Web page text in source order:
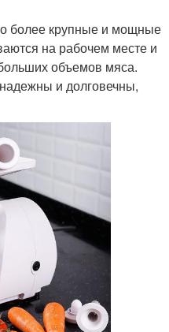
более крупные и мощные
на рабочем месте и
объемов мяса.
и долговечны,